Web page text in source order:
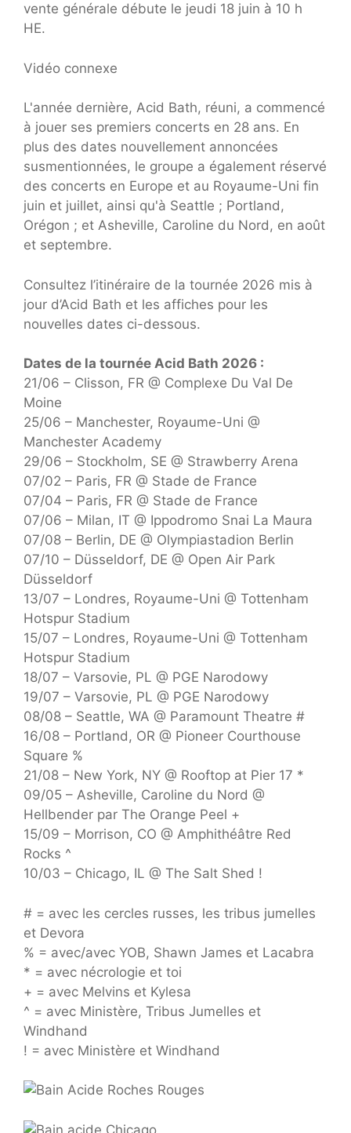
vente générale débute le jeudi 18 juin à 10 h
HE.
Vidéo connexe
L'année dernière, Acid Bath, réuni, a commencé
à jouer ses premiers concerts en 28 ans. En
plus des dates nouvellement annoncées
susmentionnées, le groupe a également réservé
des concerts en Europe et au Royaume-Uni fin
juin et juillet, ainsi qu'à Seattle ; Portland,
Orégon ; et Asheville, Caroline du Nord, en août
et septembre.
Consultez l’itinéraire de la tournée 2026 mis à
jour d’Acid Bath et les affiches pour les
nouvelles dates ci-dessous.
Dates de la tournée Acid Bath 2026 :
21/06 – Clisson, FR @ Complexe Du Val De
Moine
25/06 – Manchester, Royaume-Uni @
Manchester Academy
29/06 – Stockholm, SE @ Strawberry Arena
07/02 – Paris, FR @ Stade de France
07/04 – Paris, FR @ Stade de France
07/06 – Milan, IT @ Ippodromo Snai La Maura
07/08 – Berlin, DE @ Olympiastadion Berlin
07/10 – Düsseldorf, DE @ Open Air Park
Düsseldorf
13/07 – Londres, Royaume-Uni @ Tottenham
Hotspur Stadium
15/07 – Londres, Royaume-Uni @ Tottenham
Hotspur Stadium
18/07 – Varsovie, PL @ PGE Narodowy
19/07 – Varsovie, PL @ PGE Narodowy
08/08 – Seattle, WA @ Paramount Theatre #
16/08 – Portland, OR @ Pioneer Courthouse
Square %
21/08 – New York, NY @ Rooftop at Pier 17 *
09/05 – Asheville, Caroline du Nord @
Hellbender par The Orange Peel +
15/09 – Morrison, CO @ Amphithéâtre Red
Rocks ^
10/03 – Chicago, IL @ The Salt Shed !
# = avec les cercles russes, les tribus jumelles
et Devora
% = avec/avec YOB, Shawn James et Lacabra
* = avec nécrologie et toi
+ = avec Melvins et Kylesa
^ = avec Ministère, Tribus Jumelles et
Windhand
! = avec Ministère et Windhand